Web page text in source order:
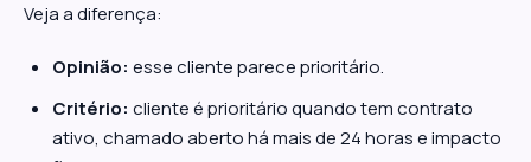
Veja a diferença:
Opinião: esse cliente parece prioritário.
Critério: cliente é prioritário quando tem contrato
ativo, chamado aberto há mais de 24 horas e impacto